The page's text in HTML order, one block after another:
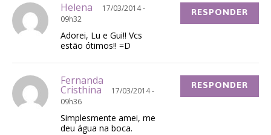
Helena
17/03/2014 -
09h32
Adorei, Lu e Gui!! Vcs
estão ótimos!! =D
RESPONDER
Fernanda
Cristhina
17/03/2014 -
09h36
Simplesmente amei, me
deu água na boca.
RESPONDER